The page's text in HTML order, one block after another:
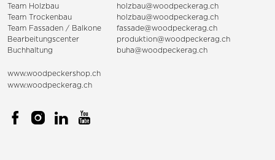
Team Holzbau
holzbau@woodpeckerag.ch
Team Trockenbau
holzbau@woodpeckerag.ch
Team Fassaden / Balkone
fassade@woodpeckerag.ch
Bearbeitungscenter
produktion@woodpeckerag.ch
Buchhaltung
buha@woodpeckerag.ch
www.woodpeckershop.ch
www.woodpeckerag.ch